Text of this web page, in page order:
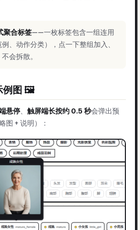
聚合标签——一枚标签包含一组连用
、动作分类），点一下整组加入、
会拆散。
例图 🖼️
悬停、 触屏端长按约 0.5 秒会弹出预
图 + 说明）：